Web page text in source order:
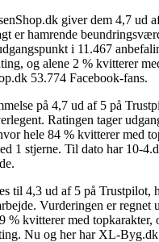
giver dem 4,7 ud
er hamrende
i 11.467
og alene 2 % kvitterer
53.774 Facebook-fans.
på 4,7 ud af 5 på
Ratingen tager
hele 84 % kvitterer med
1 stjerne. Til dato har 10-
til 4,3 ud af 5 på Trustpilot,
Vurderingen er regnet
% kvitterer med topkarakter,
Nu og her har XL-